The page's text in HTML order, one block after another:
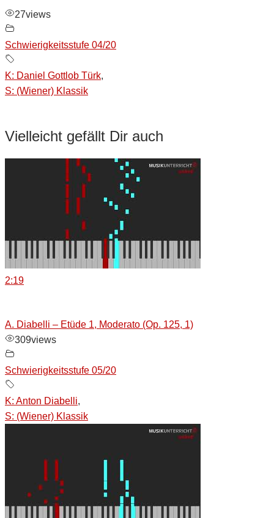
27views
Schwierigkeitsstufe 04/20
K: Daniel Gottlob Türk,
S: (Wiener) Klassik
Vielleicht gefällt Dir auch
2:19
A. Diabelli – Etüde 1, Moderato (Op. 125, 1)
309views
Schwierigkeitsstufe 05/20
K: Anton Diabelli,
S: (Wiener) Klassik